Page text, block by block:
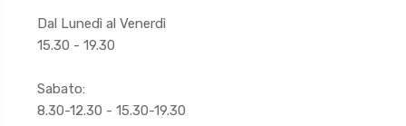
Dal Lunedì al Venerdì
15.30 - 19.30
Sabato:
8.30-12.30 - 15.30-19.30